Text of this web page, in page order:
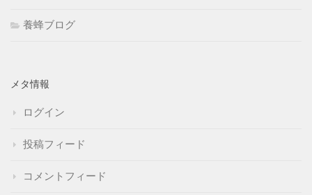
養蜂ブログ
メタ情報
ログイン
投稿フィード
コメントフィード